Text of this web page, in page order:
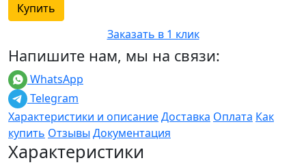
Купить
Заказать в 1 клик
Напишите нам, мы на связи:
WhatsApp
Telegram
Характеристики и описаниеДоставка Оплата Как
купить Отзывы Документация
Характеристики